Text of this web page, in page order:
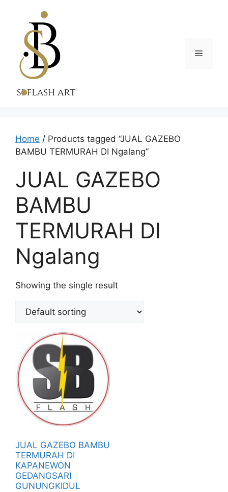
content
Menu
Home / Products tagged “JUAL GAZEBO
BAMBU TERMURAH DI Ngalang”
JUAL GAZEBO
BAMBU
TERMURAH DI
Ngalang
Showing the single result
JUAL GAZEBO BAMBU
TERMURAH DI
KAPANEWON
GEDANGSARI
GUNUNGKIDUL